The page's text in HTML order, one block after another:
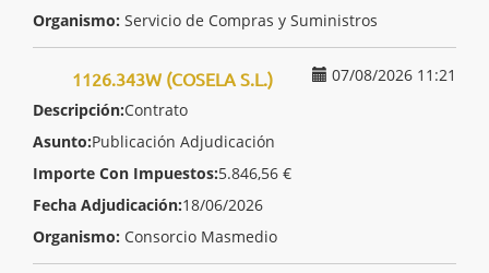
Organismo: Servicio de Compras y Suministros
07/08/2026 11:21
1126.343W (COSELA S.L.)
Descripción:Contrato
Asunto:Publicación Adjudicación
Importe Con Impuestos:5.846,56 €
Fecha Adjudicación:18/06/2026
Organismo: Consorcio Masmedio